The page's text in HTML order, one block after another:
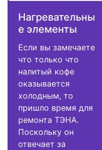
Нагревательны
е элементы
Если вы замечаете
что только что
налитый кофе
оказывается
холодным, то
пришло время для
ремонта ТЭНА.
Поскольку он
отвечает за